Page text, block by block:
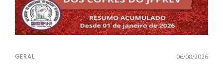
GERAL 06/08/2026